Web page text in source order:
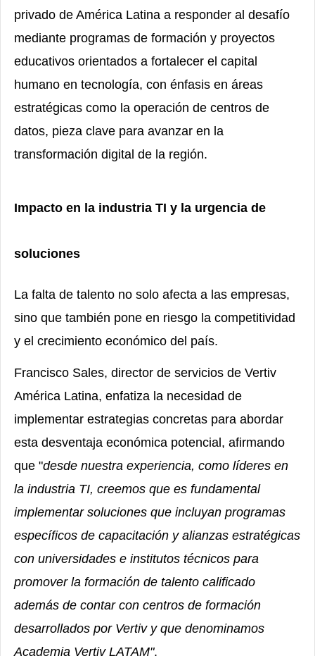
privado de América Latina a responder al desafío
mediante programas de formación y proyectos
educativos orientados a fortalecer el capital
humano en tecnología, con énfasis en áreas
estratégicas como la operación de centros de
datos, pieza clave para avanzar en la
transformación digital de la región.
Impacto en la industria TI y la urgencia de
soluciones
La falta de talento no solo afecta a las empresas,
sino que también pone en riesgo la competitividad
y el crecimiento económico del país.
Francisco Sales, director de servicios de Vertiv
América Latina, enfatiza la necesidad de
implementar estrategias concretas para abordar
esta desventaja económica potencial, afirmando
que "desde nuestra experiencia, como líderes en
la industria TI, creemos que es fundamental
implementar soluciones que incluyan programas
específicos de capacitación y alianzas estratégicas
con universidades e institutos técnicos para
promover la formación de talento calificado
además de contar con centros de formación
desarrollados por Vertiv y que denominamos
Academia Vertiv LATAM".